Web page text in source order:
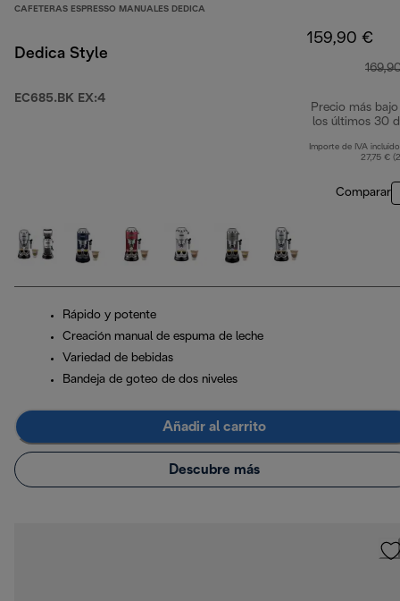
CAFETERAS ESPRESSO MANUALES DEDICA
Dedica Style
EC685.BK EX:4
159,90 €
Precio más bajo
los últimos 30
Importe de IVA
27,75 €
Comparar
Rápido y potente
Creación manual de espuma de leche
Variedad de bebidas
Bandeja de goteo de dos niveles
Añadir al carrito
Descubre más